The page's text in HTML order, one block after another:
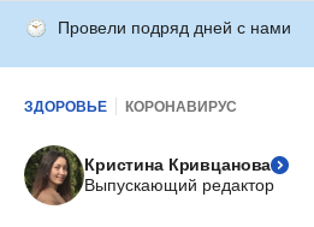
Провели подряд дней с нами
ЗДОРОВЬЕ КОРОНАВИРУС
Кристина Кривцанова
Выпускающий редактор